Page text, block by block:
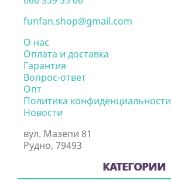
funfan.shop@gmail.com
О нас
Оплата и доставка
Гарантия
Вопрос-ответ
Опт
Политика конфиденциальности
Новости
вул. Мазепи 81
Рудно, 79493
КАТЕГОРИИ